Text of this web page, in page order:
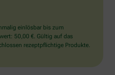
einlösbar bis zum
50,00 €. Gültig auf das
rezeptpflichtige Produkte.